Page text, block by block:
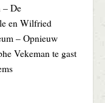
– De
en Wilfried
– Opnieuw
Vekeman te gast